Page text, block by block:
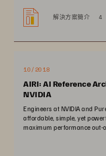
解決方案簡介 4
10/2018
AIRI: AI Reference
NVIDIA
Engineers at NVIDIA and
affordable, simple, yet
maximum performance out-